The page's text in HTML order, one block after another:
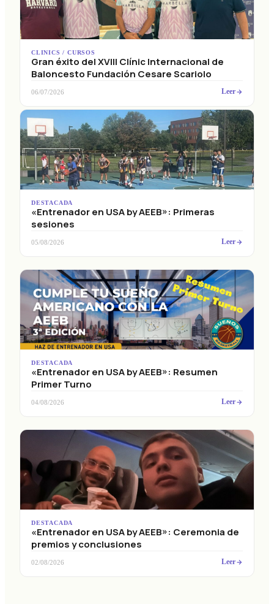
CLINICS / CURSOS
Gran éxito del XVIII Clínic Internacional de
Baloncesto Fundación Cesare Scariolo
06/07/2026 Leer
DESTACADA
«Entrenador en USA by AEEB»: Primeras
sesiones
05/08/2026 Leer
DESTACADA
«Entrenador en USA by AEEB»: Resumen
Primer Turno
04/08/2026 Leer
DESTACADA
«Entrenador en USA by AEEB»: Ceremonia de
premios y conclusiones
02/08/2026 Leer